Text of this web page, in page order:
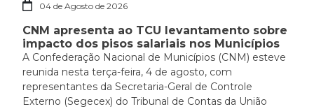
04 de Agosto de 2026
CNM apresenta ao TCU levantamento sobre
impacto dos pisos salariais nos Municípios
A Confederação Nacional de Municípios (CNM) esteve
reunida nesta terça-feira, 4 de agosto, com
representantes da Secretaria-Geral de Controle
Externo (Segecex) do Tribunal de Contas da União